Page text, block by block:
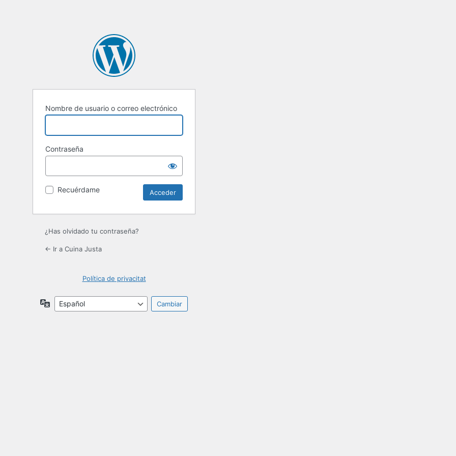
Nombre de usuario o correo electrónico
Contraseña
Recuérdame
¿Has olvidado tu contraseña?
← Ir a Cuina Justa
Política de privacitat
Idioma